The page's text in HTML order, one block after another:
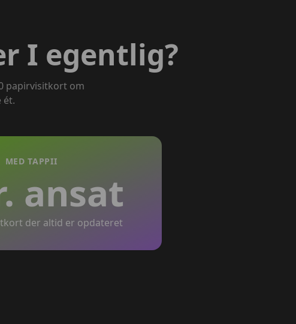
I egentlig?
papirvisitkort om
ét.
MED TAPPII
ansat
der altid er opdateret